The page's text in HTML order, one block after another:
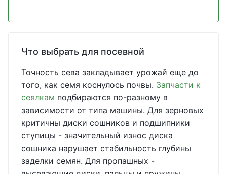
Что выбрать для посевной
Точность сева закладывает урожай еще до
того, как семя коснулось почвы. Запчасти к
сеялкам подбираются по-разному в
зависимости от типа машины. Для зерновых
критичны диски сошников и подшипники
ступицы - значительный износ диска
сошника нарушает стабильность глубины
заделки семян. Для пропашных -